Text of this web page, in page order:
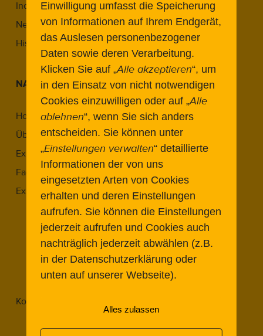
Industriekultur in Berlin
Neue Wege im Denkmal
Historic Airports Revisited
NAVIGATION
Home
Über Uns
Expert:innen
Fachbeiträge
Expert Meetings
Expert Meeting 2022.1
Expert Meeting 2023.1
Expert Meeting 2023.2
Expert Meeting 2024.1
Expert Meeting 2025.2
Kontakt
Einwilligung umfasst die Speicherung
von Informationen auf Ihrem Endgerät,
das Auslesen personenbezogener
Daten sowie deren Verarbeitung.
Klicken Sie auf „Alle akzeptieren“, um
in den Einsatz von nicht notwendigen
Cookies einzuwilligen oder auf „Alle
ablehnen“, wenn Sie sich anders
entscheiden. Sie können unter
„Einstellungen verwalten“ detaillierte
Informationen der von uns
eingesetzten Arten von Cookies
erhalten und deren Einstellungen
aufrufen. Sie können die Einstellungen
jederzeit aufrufen und Cookies auch
nachträglich jederzeit abwählen (z.B.
in der Datenschutzerklärung oder
unten auf unserer Webseite).
Alles zulassen